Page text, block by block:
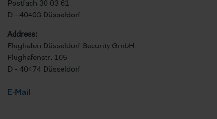
Postfach 30 03 61
D - 40403 Düsseldorf
Address:
Flughafen Düsseldorf Security GmbH
Flughafenstr. 105
D - 40474 Düsseldorf
E-Mail